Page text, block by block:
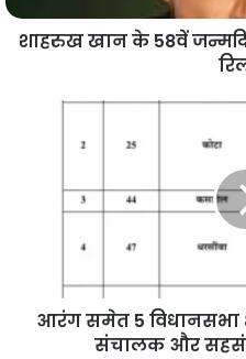
शाहरुख खान के 58वें
आरंग समेत 5 विधानसभा
संचालक और